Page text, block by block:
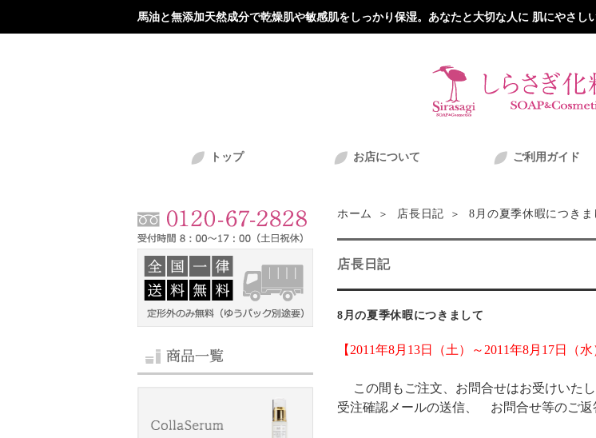
馬油と無添加天然成分で乾燥肌や敏感肌をしっかり保湿。あなたと大切な人に 肌にやさし
トップ お店について ご利用ガイド
ホーム 店長日記 8月の夏季休暇につきま
店長日記
8月の夏季休暇につきまして
【2011年8月13日（土）～2011年8月17日（水
この間もご注文、お問合せはお受けいたし
受注確認メールの送信、 お問合せ等のご返